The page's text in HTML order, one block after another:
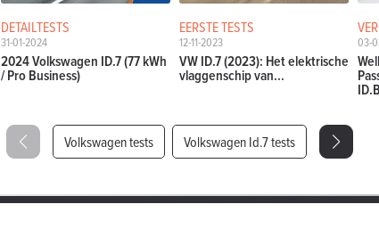
DETAILTESTS
31-01-2024
2024 Volkswagen ID.7 (77 kWh
/ Pro Business)
EERSTE TESTS
12-11-2023
VW ID.7 (2023): Het elektrische
vlaggenschip van...
03-
Volkswagen tests Volkswagen Id.7 tests